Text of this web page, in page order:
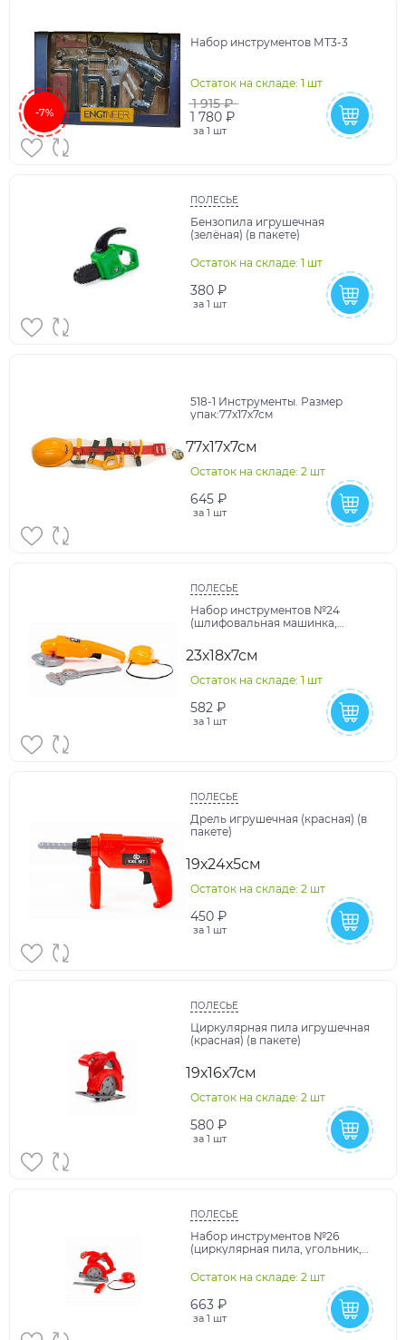
-7%
Набор инструментов МТ3-3
Остаток на складе: 1 шт
1 915 ₽
1 780 ₽
за 1 шт
ПОЛЕСЬЕ
Бензопила игрушечная
(зелёная) (в пакете)
Остаток на складе: 1 шт
380 ₽
за 1 шт
518-1 Инструменты. Размер
упак:77х17х7см
77х17х7см
Остаток на складе: 2 шт
645 ₽
за 1 шт
ПОЛЕСЬЕ
Набор инструментов №24
(шлифовальная машинка,
респиратор)
23х18х7см
Остаток на складе: 1 шт
582 ₽
за 1 шт
ПОЛЕСЬЕ
Дрель игрушечная (красная) (в
пакете)
19х24х5см
Остаток на складе: 2 шт
450 ₽
за 1 шт
ПОЛЕСЬЕ
Циркулярная пила игрушечная
(красная) (в пакете)
19х16х7см
Остаток на складе: 2 шт
580 ₽
за 1 шт
ПОЛЕСЬЕ
Набор инструментов №26
(циркулярная пила, угольник,
Остаток на складе: 2 шт
663 ₽
за 1 шт